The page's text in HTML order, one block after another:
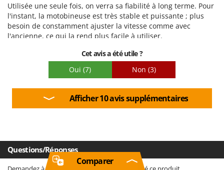
Utilisée une seule fois, on verra sa fiabilité à long terme. Pour
l'instant, la motobineuse est très stable et puissante ; plus
besoin de constamment ajuster la vitesse comme avec
l'ancienne, ce qui la rend plus facile à utiliser.
Personnellement, je n'ai pas aimé le filtre à air et le passage
de la deuxième vitesse était un peu dur. Le manuel
d'utilisation pourrait être amélioré.
Cet avis a été utile ?
Oui (7) Non (3)
Afficher 10 avis supplémentaires
Questions/Réponses
Comparer